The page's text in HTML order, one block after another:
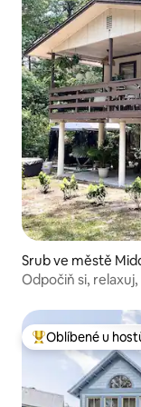
Srub ve městě
Odpočiň si, relaxuj,
Nejlepší v
Oblíbené u